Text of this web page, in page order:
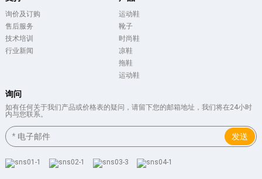
询价及订购
售后服务
技术培训
行业新闻
运动鞋
靴子
时尚鞋
凉鞋
拖鞋
运动鞋
询问
如有任何关于我们产品或价格表的疑问，请留下您的邮箱地址，我们将在24小时
内与您联系。
发送